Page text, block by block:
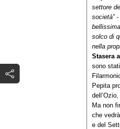
settore
società”-
solco di
nella
Stasera
sono
Pepita
Ma non
che
e del